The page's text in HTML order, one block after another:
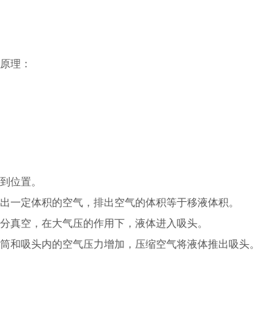
理：
位置。
一定体积的空气，排出空气的体积等于移液体积。
真空，在大气压的作用下，液体进入吸头。
和吸头内的空气压力增加，压缩空气将液体推出吸头。